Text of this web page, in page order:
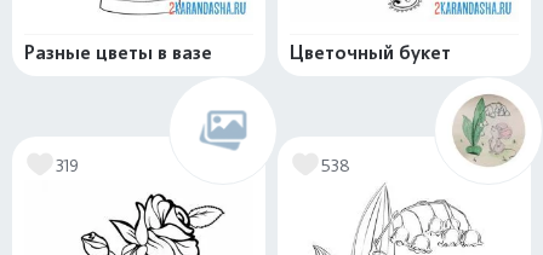
Разные цветы в вазе Цветочный букет
319 538